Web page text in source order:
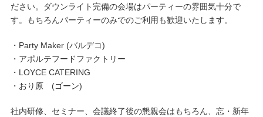
ださい。ダウンライト完備の会場はパーティーの雰囲気十分で
す。もちろんパーティーのみでのご利用も歓迎いたします。
・Party Maker (バルデコ)
・アポルテフードファクトリー
・LOYCE CATERING
・おり原 (ゴーン)
社内研修、セミナー、会議終了後の懇親会はもちろん、忘・新年